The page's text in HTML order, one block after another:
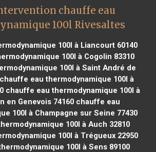
chauffe eau
100l Rivesaltes
100l à Liancourt 60140
100l à Cogolin 83310
100l à Saint André de
chauffe eau thermodynamique 100l à
chauffe eau thermodynamique 100l à
en Genevois 74160 chauffe eau
100l à Champagne sur Seine 77430
100l à Auch 32810
100l à Trégueux 22950
100l à Sens 89100